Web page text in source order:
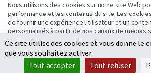
Nous utilisons des cookies sur notre site Web
performance et les contenus du site. Les
de fournir une expérience utilisateur et un
personnalisés à partir de nos canaux de médias
Tout accepter
Accepter seulement les cookies
Conditions d'utilisation
Paramètres des cookies
Ecrivons Angers sur X
(Lien externe)
Ecrivons Angers sur Facebook
(Lien externe)
Ce site utilise des cookies et vous donne le
que vous souhaitez activer
Tout accepter
Tout refuser